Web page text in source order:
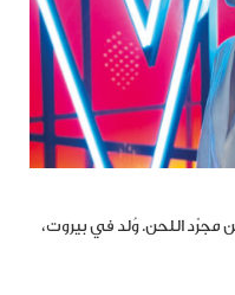
اللحن. وُلد في بيروت،